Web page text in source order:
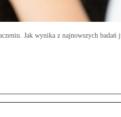
Jak wynika z najnowszych